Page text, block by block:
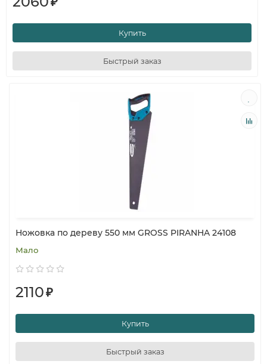
Купить
Быстрый заказ
Ножовка по дереву 550 мм GROSS PIRANHA 24108
Мало
2110₽
Купить
Быстрый заказ